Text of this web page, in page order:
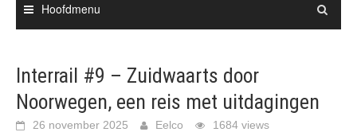
Hoofdmenu
Interrail #9 – Zuidwaarts door
Noorwegen, een reis met uitdagingen
26 november 2025 Eelco 1684 views